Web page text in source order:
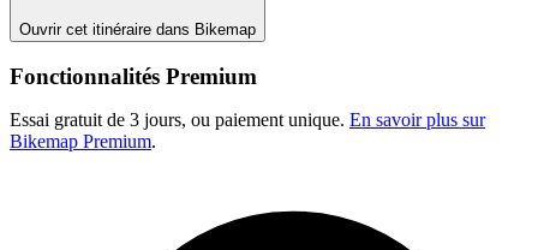
Ouvrir cet itinéraire dans Bikemap
Fonctionnalités Premium
Essai gratuit de 3 jours, ou paiement unique. En savoir plus sur
Bikemap Premium.